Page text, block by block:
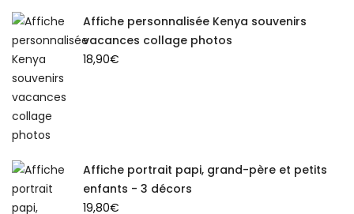
Affiche personnalisée Kenya souvenirs
vacances collage photos
18,90€
Affiche portrait papi, grand-père et petits
enfants - 3 décors
19,80€